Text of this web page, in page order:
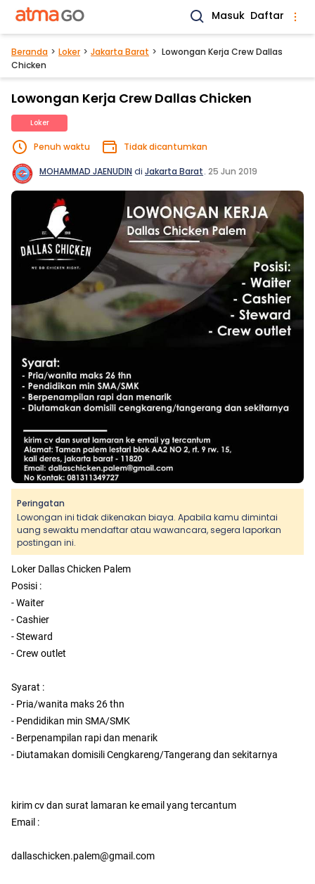
Masuk Daftar
Beranda Loker Jakarta Barat
Lowongan Kerja Crew Dallas
Chicken
Lowongan Kerja Crew Dallas Chicken
Loker
Penuh waktu Tidak dicantumkan
MOHAMMAD JAENUDIN di Jakarta Barat. 25 Jun 2019
Peringatan
Lowongan ini tidak dikenakan biaya. Apabila kamu dimintai
uang sewaktu mendaftar atau wawancara, segera laporkan
postingan ini.
Loker Dallas Chicken Palem
Posisi :
- Waiter
- Cashier
- Steward
- Crew outlet
Syarat :
- Pria/wanita maks 26 thn
- Pendidikan min SMA/SMK
- Berpenampilan rapi dan menarik
- Diutamakan domisili Cengkareng/Tangerang dan sekitarnya
kirim cv dan surat lamaran ke email yang tercantum
Email :
dallaschicken.palem@gmail.com